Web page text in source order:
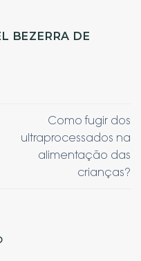
BEZERRA DE
Como fugir dos
ultraprocessados na
alimentação das
crianças?